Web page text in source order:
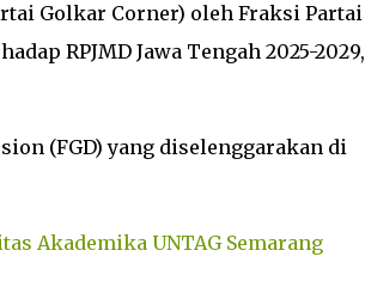
Golkar Corner) oleh Fraksi Partai
RPJMD Jawa Tengah 2025-2029,
(FGD) yang diselenggarakan di
Akademika UNTAG Semarang